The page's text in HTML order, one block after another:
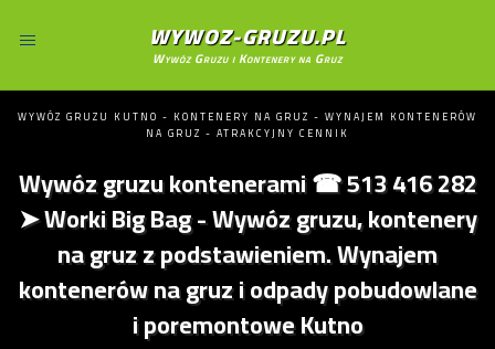
WYWOZ-GRUZU.PL
Wywóz Gruzu i Kontenery na Gruz
WYWÓZ GRUZU KUTNO - KONTENERY NA GRUZ - WYNAJEM KONTENERÓW
NA GRUZ - ATRAKCYJNY CENNIK
Wywóz gruzu kontenerami ☎ 513 416 282
➤ Worki Big Bag - Wywóz gruzu, kontenery
na gruz z podstawieniem. Wynajem
kontenerów na gruz i odpady pobudowlane
i poremontowe Kutno